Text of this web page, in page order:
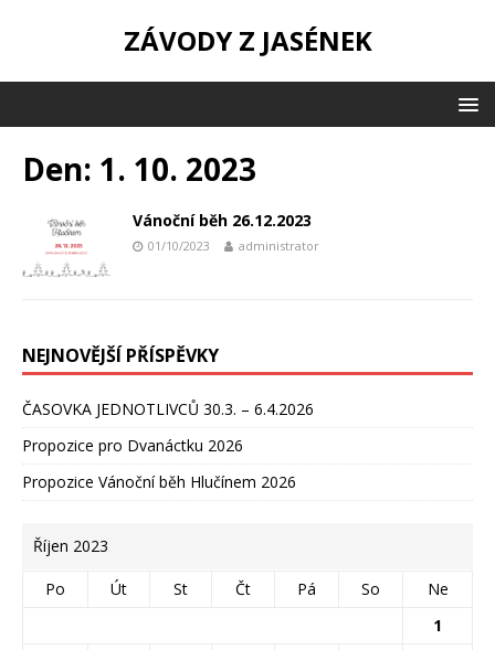
ZÁVODY Z JASÉNEK
Den: 1. 10. 2023
Vánoční běh 26.12.2023
01/10/2023 administrator
NEJNOVĚJŠÍ PŘÍSPĚVKY
ČASOVKA JEDNOTLIVCŮ 30.3. – 6.4.2026
Propozice pro Dvanáctku 2026
Propozice Vánoční běh Hlučínem 2026
Říjen 2023
Po Út St Čt Pá So
Ne
1